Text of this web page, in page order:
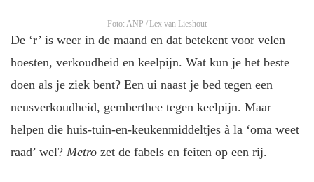
Foto: ANP / Lex van Lieshout
De ‘r’ is weer in de maand en dat betekent voor velen
hoesten, verkoudheid en keelpijn. Wat kun je het beste
doen als je ziek bent? Een ui naast je bed tegen een
neusverkoudheid, gemberthee tegen keelpijn. Maar
helpen die huis-tuin-en-keukenmiddeltjes à la ‘oma weet
raad’ wel? Metro zet de fabels en feiten op een rij.